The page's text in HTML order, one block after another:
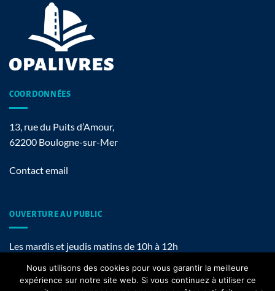
COORDONNÉES
13, rue du Puits d’Amour,
62200 Boulogne-sur-Mer
Contact email
OUVERTURE AU PUBLIC
Les mardis et jeudis matins de 10h à 12h
Nous utilisons des cookies pour vous garantir la meilleure
expérience sur notre site web. Si vous continuez à utiliser ce